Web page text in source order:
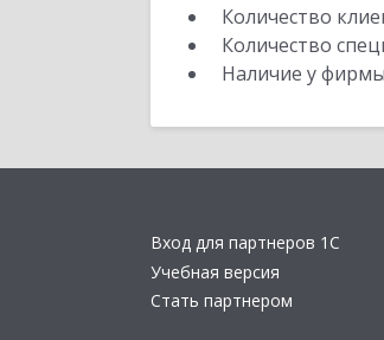
Количество
Количество
Наличие у фирмы
Вход для партнеров 1С
Учебная версия
Стать партнером